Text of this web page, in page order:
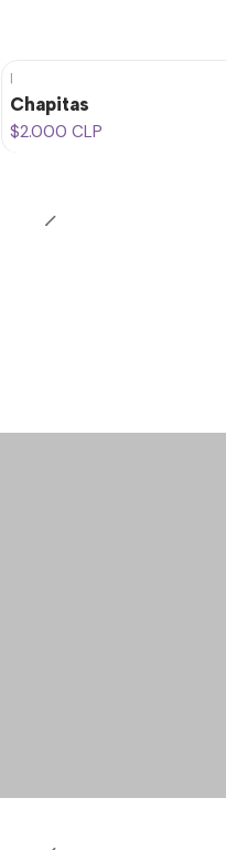
|
Chapitas
$2.000 CLP